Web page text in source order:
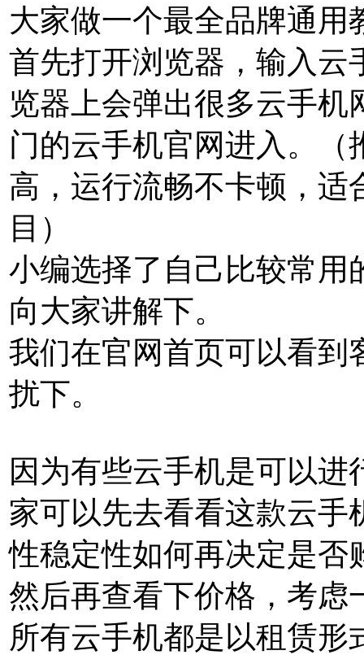
大家做一个最全品牌通用
首先打开浏览器，输入云
览器上会弹出很多云手机
门的云手机官网进入。（
高，运行流畅不卡顿，适
目）
小编选择了自己比较常用
向大家讲解下。
我们在官网首页可以看到
扰下。
因为有些云手机是可以
家可以先去看看这款云手
性稳定性如何再决定是否
然后再查看下价格，考虑
所有云手机都是以租赁形